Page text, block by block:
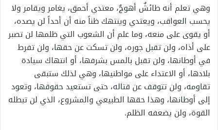
وهيتعلم أنهطائشٌ أهوجٌ، معتدي أحمق، يغامر ويقامر ولا
يحسب العواقب، ويعتدي وينتهك ظناً منه أن أحداً لن يصده،
أو يقوى على منعه، وما علم أن الشعوب التي ظلمها لن تصبر
على أذاه، ولن تقبل جوره، ولن تسكت عن حقها، ولن تفرط
في أوطانها، ولن تقبل بالمس بشرفها، أو انتهاك سيادة
بلادها، أو الاعتداء على مواطنيها، وهي لذلك ستبقى
تقاومه، ولنتتوقف عن قتاله، حتى تستعيد حقوقها، وتعود
إلى أوطانها، وهذا حقها الطبيعي والمشروع، الذي لنتبطله
القوة، ولن يضعفه الظلم.